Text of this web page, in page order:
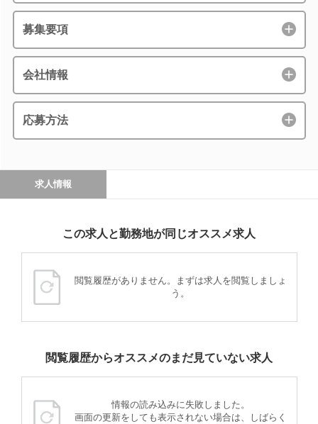
募集要項
会社情報
応募方法
求人情報
この求人と勤務地が同じオススメ求人
閲覧履歴がありません。まずは求人を閲覧しましょ
う。
閲覧履歴からオススメのまだ見ていない求人
情報の読み込みに失敗しました。
画面の更新をしても表示されない場合は、しばらく